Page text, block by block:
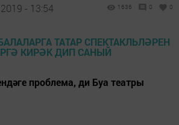
- 13:54 1636 0 0
проблема, ди Буа театры